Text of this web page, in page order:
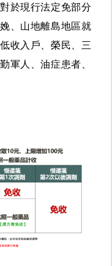
於現行法定免部分
、山地離島地區就
收入戶、榮民、三
軍人、油症患者、